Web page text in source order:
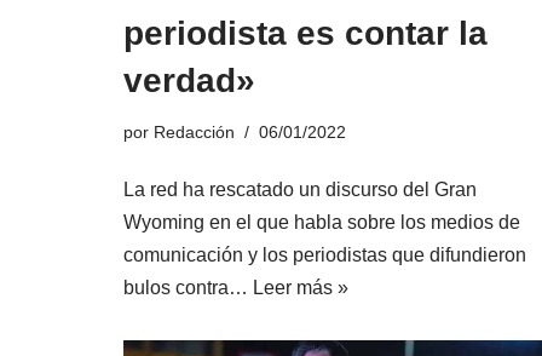
periodista es contar la
verdad»
por Redacción 06/01/2022
La red ha rescatado un discurso del Gran
Wyoming en el que habla sobre los medios de
comunicación y los periodistas que difundieron
bulos contra… Leer más »